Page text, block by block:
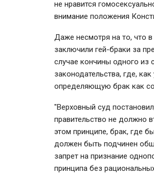
не нравится
внимание положения
Даже несмотря на то, что
заключили гей-браки за
случае кончины одного из
законодательства, где,
определяющую брак как
"Верховный суд
правительство не должно
этом принципе, брак, где
должен быть подчинен
запрет на признание
принципа без